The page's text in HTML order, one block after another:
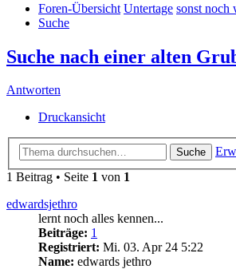
Foren-Übersicht Untertage sonst noch
Suche
Suche nach einer alten
Antworten
Druckansicht
Suche
1 Beitrag • Seite 1 von 1
edwardsjethro
lernt noch alles kennen...
Beiträge: 1
Registriert: Mi. 03. Apr 24 5:22
Name: edwards jethro